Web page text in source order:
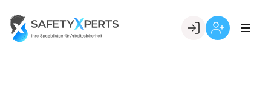
content
Go to landing page.